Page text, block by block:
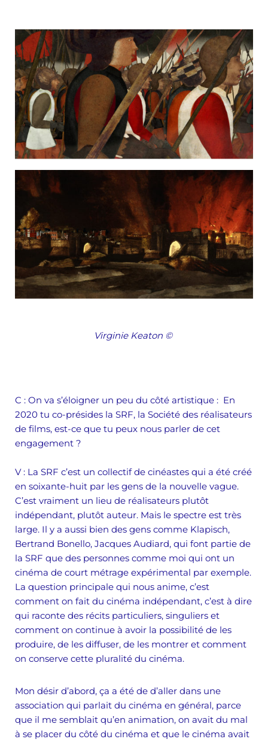
Virginie Keaton ©
C : On va s’éloigner un peu du côté artistique : En
2020 tu co-présides la SRF, la Société des réalisateurs
de films, est-ce que tu peux nous parler de cet
engagement ?
V : La SRF c’est un collectif de cinéastes qui a été créé
en soixante-huit par les gens de la nouvelle vague.
C’est vraiment un lieu de réalisateurs plutôt
indépendant, plutôt auteur. Mais le spectre est très
large. Il y a aussi bien des gens comme Klapisch,
Bertrand Bonello, Jacques Audiard, qui font partie de
la SRF que des personnes comme moi qui ont un
cinéma de court métrage expérimental par exemple.
La question principale qui nous anime, c’est
comment on fait du cinéma indépendant, c’est à dire
qui raconte des récits particuliers, singuliers et
comment on continue à avoir la possibilité de les
produire, de les diffuser, de les montrer et comment
on conserve cette pluralité du cinéma.
Mon désir d’abord, ça a été de d’aller dans une
association qui parlait du cinéma en général, parce
que il me semblait qu’en animation, on avait du mal
à se placer du côté du cinéma et que le cinéma avait